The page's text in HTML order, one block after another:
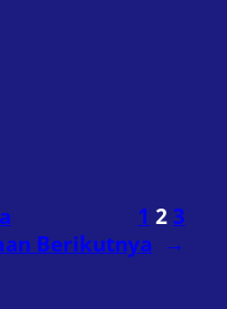
1 2 3
Berikutnya
→